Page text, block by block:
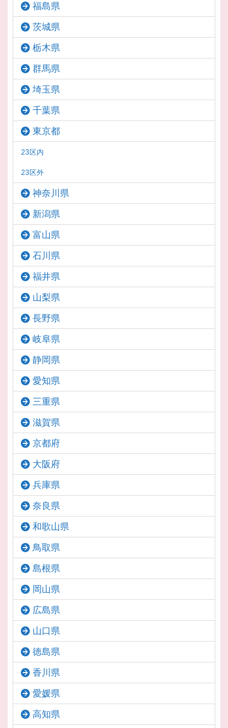
福島県
茨城県
栃木県
群馬県
埼玉県
千葉県
東京都
23区内
23区外
神奈川県
新潟県
富山県
石川県
福井県
山梨県
長野県
岐阜県
静岡県
愛知県
三重県
滋賀県
京都府
大阪府
兵庫県
奈良県
和歌山県
鳥取県
島根県
岡山県
広島県
山口県
徳島県
香川県
愛媛県
高知県